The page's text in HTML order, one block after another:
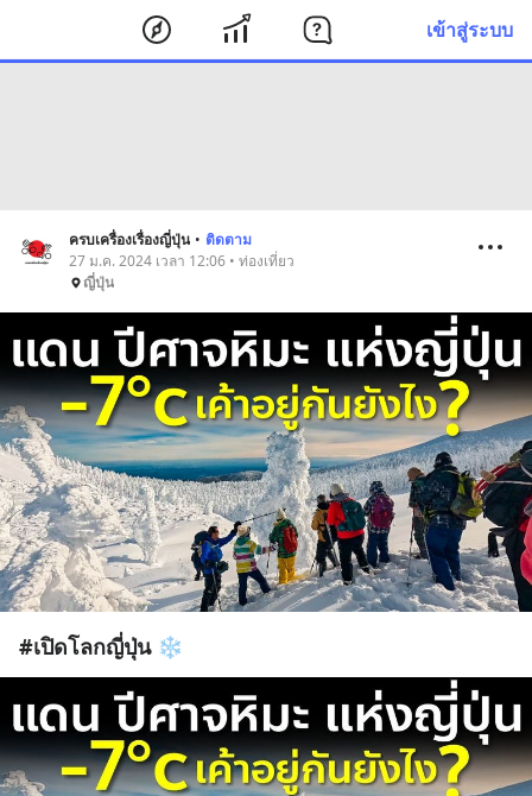
เข้าสู่ระบบ
ครบเครื่องเรื่องญี่ปุ่น • ติดตาม
27 ม.ค. 2024 เวลา 12:06 • ท่องเที่ยว
ญี่ปุ่น
#เปิดโลกญี่ปุ่น ❄️